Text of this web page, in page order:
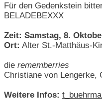
Für den Gedenkstein
BELADEBEXXX
Zeit: Samstag, 8.
Ort: Alter St.-Matthäus-
die rememberries
Christiane von Lengerke,
Weitere Infos: